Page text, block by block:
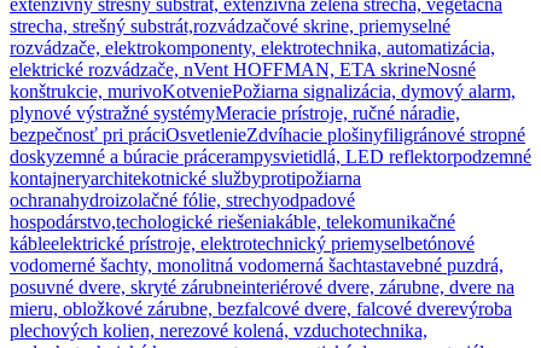
extenzívny strešný substrát, extenzívna zelená strecha, vegetačná
strecha, strešný substrát,rozvádzačové skrine, priemyselné
rozvádzače, elektrokomponenty, elektrotechnika, automatizácia,
elektrické rozvádzače, nVent HOFFMAN, ETA skrineNosné
konštrukcie, murivoKotveniePožiarna signalizácia, dymový alarm,
plynové výstražné systémyMeracie prístroje, ručné náradie,
bezpečnosť pri práciOsvetlenieZdvíhacie plošinyfiligránové stropné
doskyzemné a búracie prácerampysvietidlá, LED reflektorpodzemné
kontajneryarchitekotnické službyprotipožiarna
ochranahydroizolačné fólie, strechyodpadové
hospodárstvo,techologické riešeniakáble, telekomunikačné
kábleelektrické prístroje, elektrotechnický priemyselbetónové
vodomerné šachty, monolitná vodomerná šachtastavebné puzdrá,
posuvné dvere, skryté zárubneinteriérové dvere, zárubne, dvere na
mieru, obložkové zárubne, bezfalcové dvere, falcové dverevýroba
plechových kolien, nerezové kolená, vzduchotechnika,